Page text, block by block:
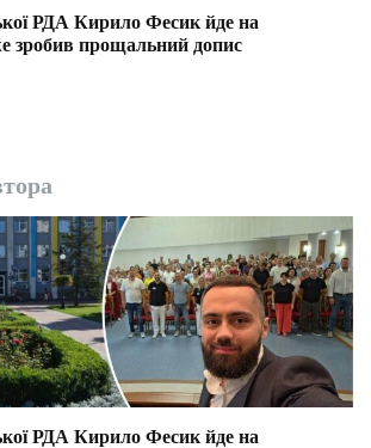
РДА Кирило Фесик йде на
зробив прощальний допис
РДА Кирило Фесик йде на